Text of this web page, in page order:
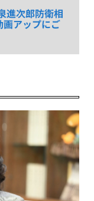
進次郎防衛相
画アップにご